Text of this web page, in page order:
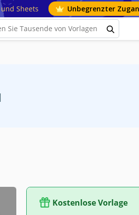
Sheets Unbegrenzter
Kostenlose Vorlage